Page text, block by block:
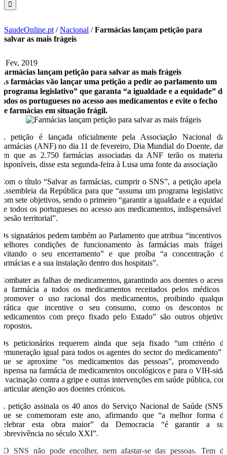
SaudeOnline.pt /Nacional /Farmácias lançam petição para
salvar as mais frágeis
6 Fev, 2019
Farmácias lançam petição para salvar as mais frágeis
As farmácias vão lançar uma petição a pedir ao parlamento um
“programa legislativo” que garanta “a igualdade e a equidade” de
todos os portugueses no acesso aos medicamentos e evite o fecho
de farmácias em situação frágil.
A petição é lançada oficialmente pela Associação Nacional das
Farmácias (ANF) no dia 11 de fevereiro, Dia Mundial do Doente, data
em que as 2.750 farmácias associadas da ANF terão os materiais
disponíveis, disse esta segunda-feira à Lusa uma fonte da associação
Com o título “Salvar as farmácias, cumprir o SNS”, a petição apela à
Assembleia da República para que “assuma um programa legislativo”
com sete objetivos, sendo o primeiro “garantir a igualdade e a equidade
de todos os portugueses no acesso aos medicamentos, indispensável à
coesão territorial”.
Os signatários pedem também ao Parlamento que atribua “incentivos e
melhores condições de funcionamento às farmácias mais frágeis,
evitando o seu encerramento” e que proíba “a concentração de
farmácias e a sua instalação dentro dos hospitais”.
Combater as falhas de medicamentos, garantindo aos doentes o acesso
na farmácia a todos os medicamentos receitados pelos médicos e
“promover o uso racional dos medicamentos, proibindo qualquer
prática que incentive o seu consumo, como os descontos nos
medicamentos com preço fixado pelo Estado” são outros objetivos
propostos.
Os peticionários requerem ainda que seja fixado “um critério de
remuneração igual para todos os agentes do sector do medicamento” e
que se aproxime “os medicamentos das pessoas”, promovendo a
dispensa na farmácia de medicamentos oncológicos e para o VIH-sida,
a vacinação contra a gripe e outras intervenções em saúde pública, com
particular atenção aos doentes crónicos.
A petição assinala os 40 anos do Serviço Nacional de Saúde (SNS),
que se comemoram este ano, afirmando que “a melhor forma de
celebrar esta obra maior” da Democracia “é garantir a sua
sobrevivência no século XXI”.
“O SNS não pode encolher, nem afastar-se das pessoas. Tem de